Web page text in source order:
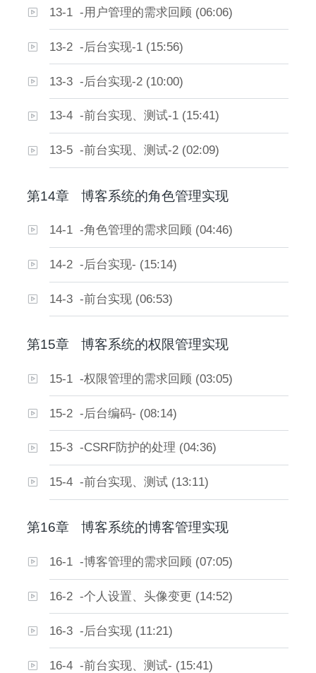
13-1 -用户管理的需求回顾 (06:06)
13-2 -后台实现-1 (15:56)
13-3 -后台实现-2 (10:00)
13-4 -前台实现、测试-1 (15:41)
13-5 -前台实现、测试-2 (02:09)
第14章 博客系统的角色管理实现
14-1 -角色管理的需求回顾 (04:46)
14-2 -后台实现- (15:14)
14-3 -前台实现 (06:53)
第15章 博客系统的权限管理实现
15-1 -权限管理的需求回顾 (03:05)
15-2 -后台编码- (08:14)
15-3 -CSRF防护的处理 (04:36)
15-4 -前台实现、测试 (13:11)
第16章 博客系统的博客管理实现
16-1 -博客管理的需求回顾 (07:05)
16-2 -个人设置、头像变更 (14:52)
16-3 -后台实现 (11:21)
16-4 -前台实现、测试- (15:41)